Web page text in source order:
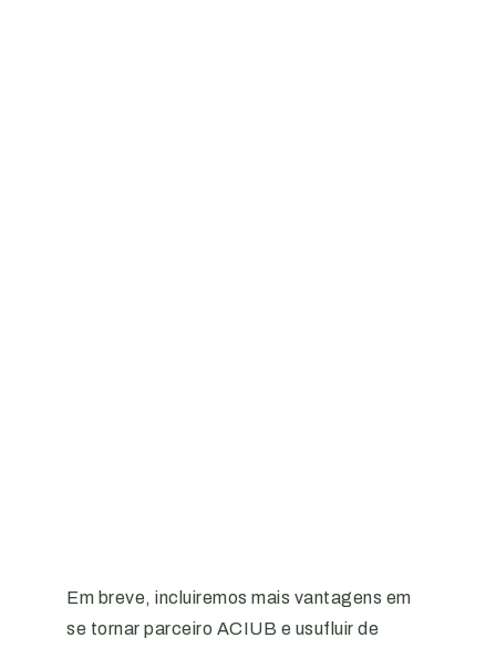
Em breve, incluiremos mais vantagens em
se tornar parceiro ACIUB e usufluir de